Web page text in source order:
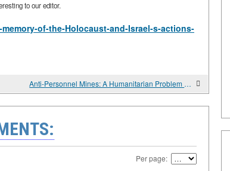
to our editor.
of-the-Holocaust-and-Israel-s-actions-
Anti-Personnel Mines: A Humanitarian Problem and International Legal Regulation
Per page: